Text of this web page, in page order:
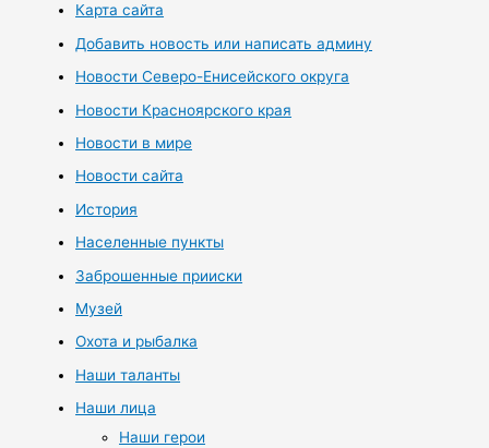
Карта сайта
Добавить новость или написать админу
Новости Северо-Енисейского округа
Новости Красноярского края
Новости в мире
Новости сайта
История
Населенные пункты
Заброшенные прииски
Музей
Охота и рыбалка
Наши таланты
Наши лица
Наши герои